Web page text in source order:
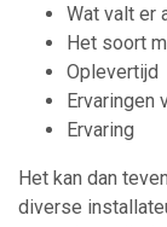
Wat valt er
Het soort
Oplevertijd
Ervaringen
Ervaring
Het kan dan
diverse